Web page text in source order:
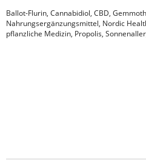
Ballot-Flurin, Cannabidiol, CBD,
Nahrungsergänzungsmittel, Nordic
pflanzliche Medizin, Propolis,